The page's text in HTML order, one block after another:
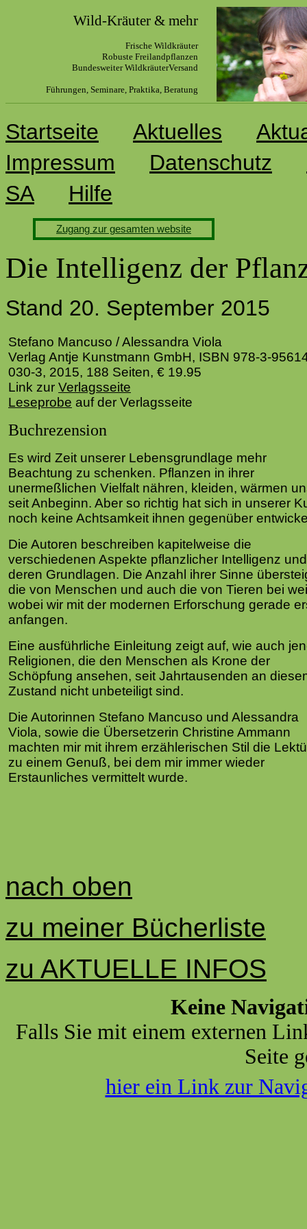
Wild-Kräuter & mehr
Frische Wildkräuter
Robuste Freilandpflanzen
Bundesweiter WildkräuterVersand
Führungen, Seminare, Praktika, Beratung
Startseite Aktuelles
Impressum
Datenschutz
SA
Hilfe
Zugang zur gesamten website
Die Intelligenz der
Stand 20. September 2015
Stefano Mancuso / Alessandra Viola
Verlag Antje Kunstmann GmbH, ISBN 978-3-
030-3, 2015, 188 Seiten, € 19.95
Link zur Verlagsseite
Leseprobe auf der Verlagsseite
Buchrezension
Es wird Zeit unserer Lebensgrundlage mehr
Beachtung zu schenken. Pflanzen in ihrer
unermeßlichen Vielfalt nähren, kleiden, wärmen
seit Anbeginn. Aber so richtig hat sich in unserer
noch keine Achtsamkeit ihnen gegenüber
Die Autoren beschreiben kapitelweise die
verschiedenen Aspekte pflanzlicher Intelligenz und
deren Grundlagen. Die Anzahl ihrer Sinne
die von Menschen und auch die von Tieren bei
wobei wir mit der modernen Erforschung gerade
anfangen.
Eine ausführliche Einleitung zeigt auf, wie auch
Religionen, die den Menschen als Krone der
Schöpfung ansehen, seit Jahrtausenden an
Zustand nicht unbeteiligt sind.
Die Autorinnen Stefano Mancuso und Alessandra
Viola, sowie die Übersetzerin Christine Ammann
machten mir mit ihrem erzählerischen Stil die
zu einem Genuß, bei dem mir immer wieder
Erstaunliches vermittelt wurde.
nach oben
zu meiner Bücherliste
zu AKTUELLE INFOS
Keine
Falls Sie mit einem externen
Seite
hier ein Link zur